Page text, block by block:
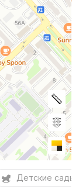
Детские сады